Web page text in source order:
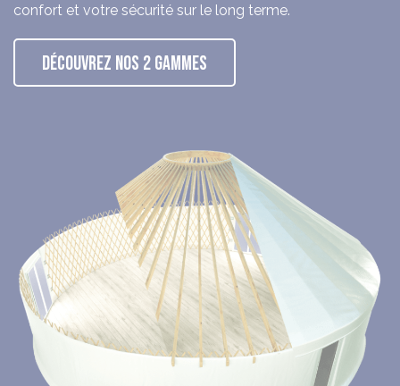
confort et votre sécurité sur le long terme.
DÉCOUVREZ NOS 2 GAMMES